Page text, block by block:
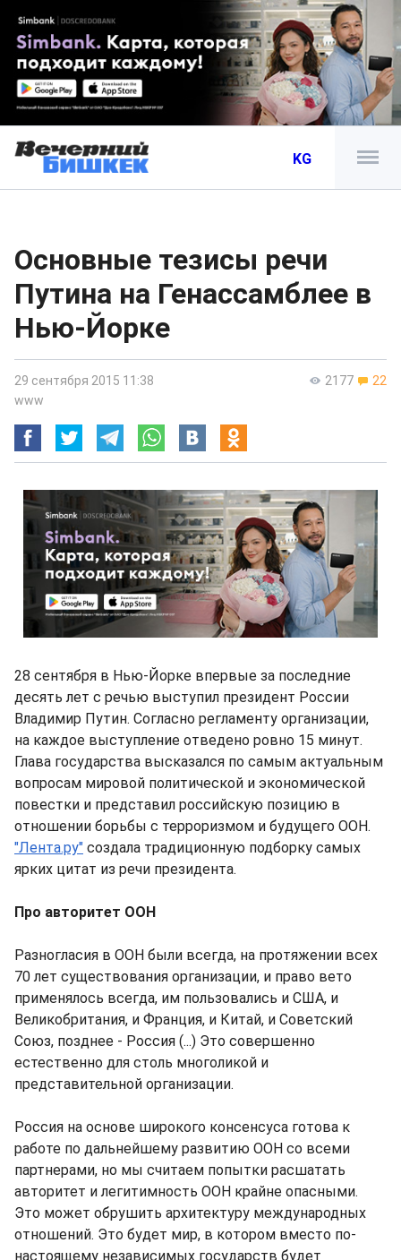
KG
Основные тезисы речи
Путина на Генассамблее в
Нью-Йорке
2177 22
29 сентября 2015 11:38
www
28 сентября в Нью-Йорке впервые за последние
десять лет с речью выступил президент России
Владимир Путин. Согласно регламенту организации,
на каждое выступление отведено ровно 15 минут.
Глава государства высказался по самым актуальным
вопросам мировой политической и экономической
повестки и представил российскую позицию в
отношении борьбы с терроризмом и будущего ООН.
"Лента.ру" создала традиционную подборку самых
ярких цитат из речи президента.
Про авторитет ООН
Разногласия в ООН были всегда, на протяжении всех
70 лет существования организации, и право вето
применялось всегда, им пользовались и США, и
Великобритания, и Франция, и Китай, и Советский
Союз, позднее - Россия (...) Это совершенно
естественно для столь многоликой и
представительной организации.
Россия на основе широкого консенсуса готова к
работе по дальнейшему развитию ООН со всеми
партнерами, но мы считаем попытки расшатать
авторитет и легитимность ООН крайне опасными.
Это может обрушить архитектуру международных
отношений. Это будет мир, в котором вместо по-
настоящему независимых государств будет